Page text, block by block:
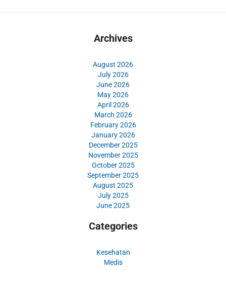
Archives
August 2026
July 2026
June 2026
May 2026
April 2026
March 2026
February 2026
January 2026
December 2025
November 2025
October 2025
September 2025
August 2025
July 2025
June 2025
Categories
Kesehatan
Medis